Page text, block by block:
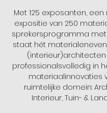
Met 125 exposanten,
expositie van 250
sprekersprogramma met
staat hét
(interieur)architecten
professionalsvolledig in
materiaalinnovaties
ruimtelijke domein:
Interieur, Tuin- &